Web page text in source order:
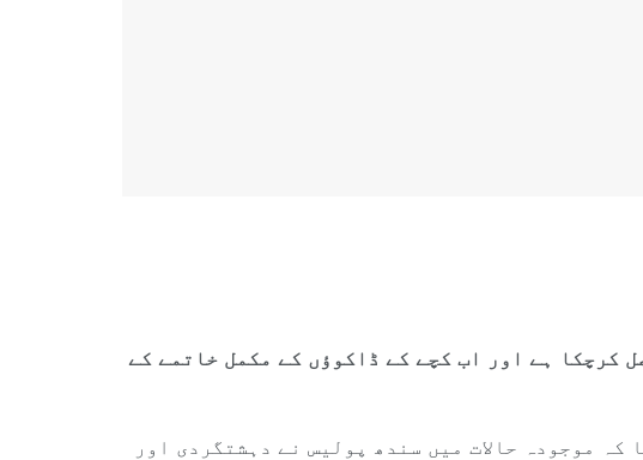
کرچکا ہے اور اب کچے کے ڈاکوؤں کے مکمل خاتمے کے
موجودہ حالات میں سندھ پولیس نے دہشتگردی اور